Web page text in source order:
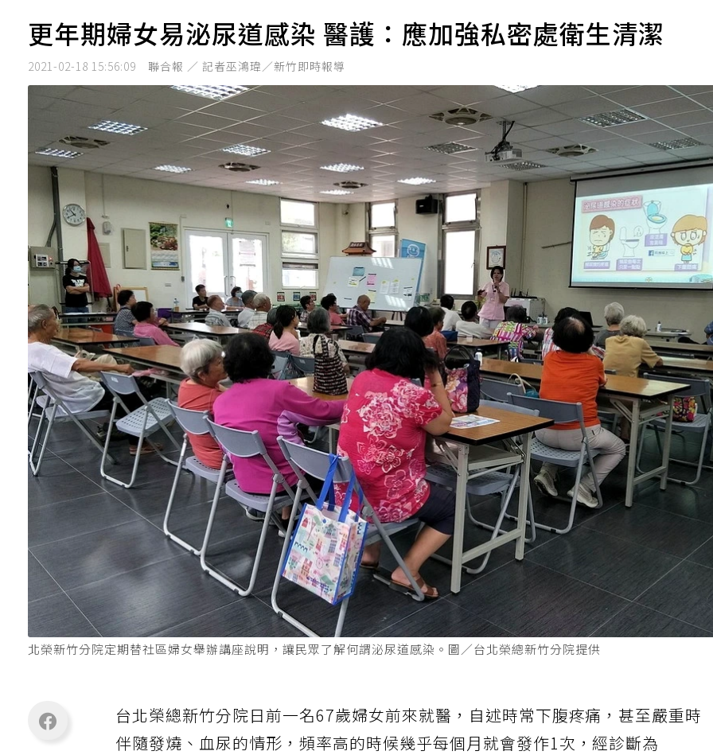
更年期婦女易泌尿道感染 醫護：應加強私密處衛生清潔
2021-02-18 15:56:09 聯合報 ／ 記者巫鴻瑋／新竹即時報導
北榮新竹分院定期替社區婦女舉辦講座說明，讓民眾了解何謂泌尿道感染。圖／台北榮總新竹分院提供
台北榮總新竹分院日前一名67歲婦女前來就醫，自述時常下腹疼痛，甚至嚴重時
伴隨發燒、血尿的情形，頻率高的時候幾乎每個月就會發作1次，經診斷為